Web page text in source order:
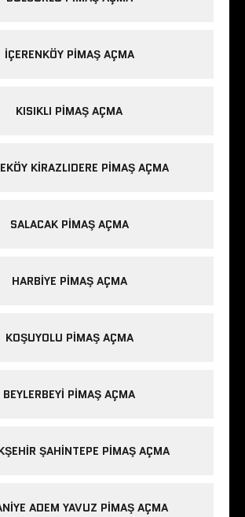
IÇERENKÖY PIMAŞ AÇMA
KISIKLI PIMAŞ AÇMA
KIRAZLIDERE PIMAŞ AÇMA
SALACAK PIMAŞ AÇMA
HARBIYE PIMAŞ AÇMA
KOŞUYOLU PIMAŞ AÇMA
BEYLERBEYI PIMAŞ AÇMA
ŞAHINTEPE PIMAŞ AÇMA
ADEM YAVUZ PIMAŞ AÇMA